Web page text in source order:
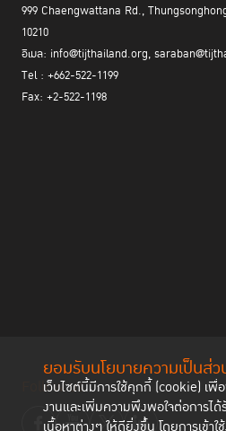
ยอมรับนโยบายความเป็นส่
เว็บไซต์นี้มีการใช้คุกกี้ (cookie) เ
งานและเพิ่มความพึงพอใจต่อการไ
999 Chaengwattana Rd.,
10210
อีเมล: info@tijthailand.org,
Tel : +662-522-1199
Fax: +2-522-1198
Follow us